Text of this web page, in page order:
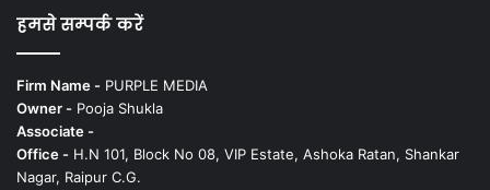
हमसे सम्पर्क करें
Firm Name - PURPLE MEDIA
Owner - Pooja Shukla
Associate -
Office - H.N 101, Block No 08, VIP Estate, Ashoka Ratan, Shankar
Nagar, Raipur C.G.